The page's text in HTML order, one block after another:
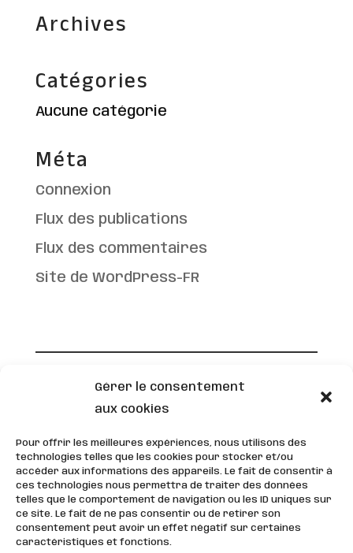
Gérer le consentement
aux cookies
Pour offrir les meilleures expériences, nous utilisons des
technologies telles que les cookies pour stocker et/ou
accéder aux informations des appareils. Le fait de consentir à
ces technologies nous permettra de traiter des données
telles que le comportement de navigation ou les ID uniques sur
ce site. Le fait de ne pas consentir ou de retirer son
consentement peut avoir un effet négatif sur certaines
caractéristiques et fonctions.
Archives
Catégories
Aucune catégorie
Méta
Connexion
Flux des publications
Flux des commentaires
Site de WordPress-FR
Rejoindre la newsletter et profitez
d’actualités exclusives :
Adresse
e-
mail
*